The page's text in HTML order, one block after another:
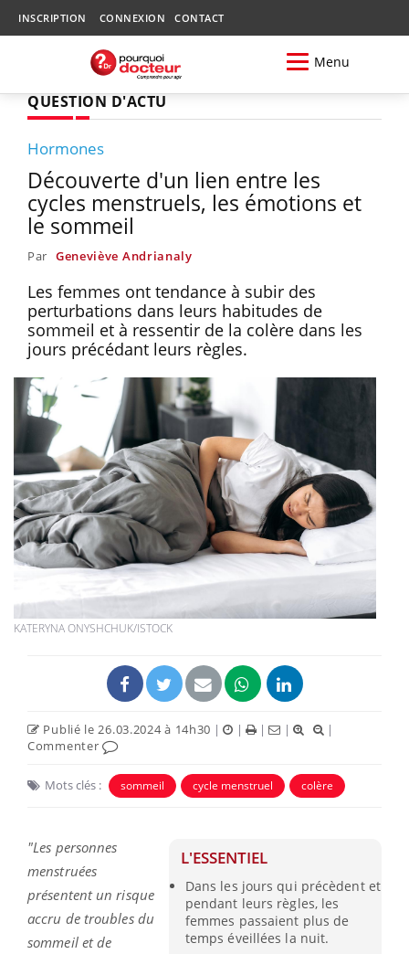
INSCRIPTION CONNEXION CONTACT
Menu
QUESTION D'ACTU
Hormones
Découverte d'un lien entre les
cycles menstruels, les émotions et
le sommeil
Par Geneviève Andrianaly
Les femmes ont tendance à subir des
perturbations dans leurs habitudes de
sommeil et à ressentir de la colère dans les
jours précédant leurs règles.
KATERYNA ONYSHCHUK/ISTOCK
Publié le 26.03.2024 à 14h30 | | | |
|
Commenter
Mots clés : sommeil cycle menstruel colère
L'ESSENTIEL
Dans les jours qui précèdent et
pendant leurs règles, les
femmes passaient plus de
temps éveillées la nuit.
"Les personnes
menstruées
présentent un risque
accru de troubles du
sommeil et de